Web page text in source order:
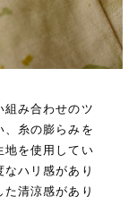
組み合わせのツ
、糸の膨らみを
地を使用してい
ハリ感があり
清涼感があり